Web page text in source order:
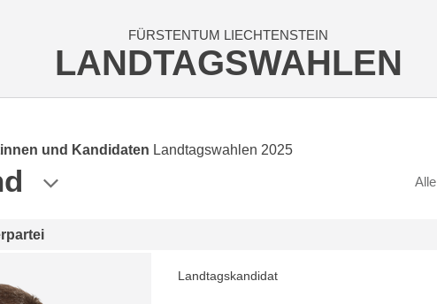
FÜRSTENTUM LIECHTENSTEIN
LANDTAGSWAHLEN
und Kandidaten Landtagswahlen 2025
Alle
Landtagskandidat